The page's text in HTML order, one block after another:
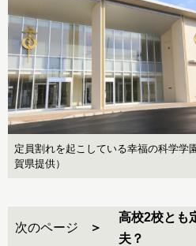
定員割れを起こしている幸福の科学学
賀県提供）
次のページ
高校2校とも
夫？